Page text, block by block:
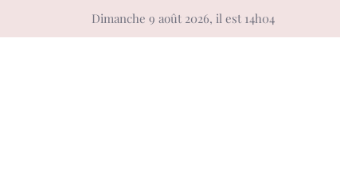
Dimanche 9 août 2026, il est 14h04